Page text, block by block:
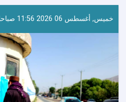
خميس, أغسطس 06 2026 11:56 صباحا